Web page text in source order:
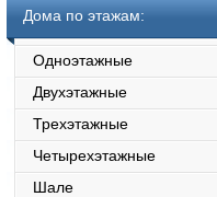
Дома по этажам:
Одноэтажные
Двухэтажные
Трехэтажные
Четырехэтажные
Шале